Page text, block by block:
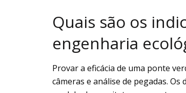
Quais são os
engenharia
Provar a eficácia de uma ponte
câmeras e análise de pegadas.